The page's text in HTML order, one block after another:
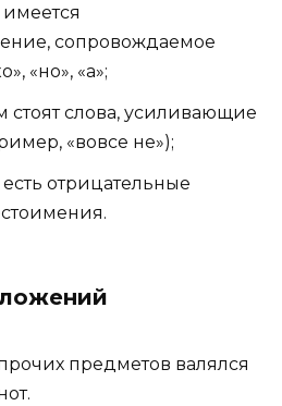
сопровождаемое
«но», «а»;
стоят слова, усиливающие
«вовсе не»);
отрицательные
предметов валялся